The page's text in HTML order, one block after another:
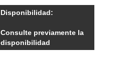
Disponibilidad:
Consulte previamente la
disponibilidad